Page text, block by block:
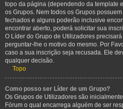
topo da página (dependendo da template
os Grupos. Nem todos os Grupos
fechados e alguns poderão inclusive
encontrar aberto, poderá solicitar sua
O Líder do Grupo de Utilizadores
perguntar-lhe o motivo do mesmo. Por
caso a sua inscrição seja recusada. Ele
qualquer decisão.
Topo
Como posso ser Líder de um Grupo?
Os Grupos de Utilizadores são
Fórum o qual encarrega alguém de ser